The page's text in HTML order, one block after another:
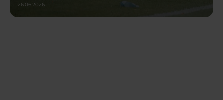
26.06.2026